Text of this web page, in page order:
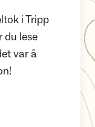
i Tripp
du lese
var å